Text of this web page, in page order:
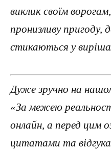
виклик своїм
пронизливу пригоду,
стикаються у
Дуже зручно на
«За межею
онлайн, а перед цим
цитатами та